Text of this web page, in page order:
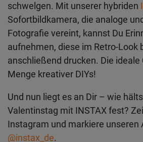
schwelgen. Mit unserer hybriden
Sofortbildkamera, die analoge
Fotografie vereint, kannst Du
aufnehmen, diese im Retro-Look
anschließend drucken. Die ideale
Menge kreativer DIYs!
Und nun liegt es an Dir – wie
Valentinstag mit INSTAX fest?
Instagram und markiere unseren
@instax_de.